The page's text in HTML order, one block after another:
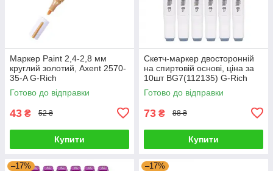
Маркер Paint 2,4-2,8 мм
круглий золотий, Axent 2570-
35-A G-Rich
Готово до відправки
43 ₴ 52 ₴
Купити
Скетч-маркер двосторонній
на спиртовій основі, ціна за
10шт BG7(112135) G-Rich
Готово до відправки
73 ₴ 88 ₴
Купити
–17% –17%